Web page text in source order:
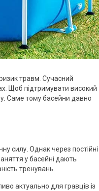
травм. Сучасний
Щоб підтримувати високий
Саме тому басейни давно
силу. Однак через постійні
у басейні дають
тренувань.
актуально для гравців із